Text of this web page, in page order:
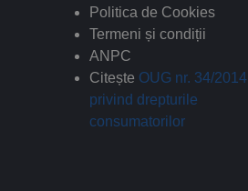
Politica de Cookies
Termeni și condiții
ANPC
Citește OUG nr. 34/2014
privind drepturile
consumatorilor